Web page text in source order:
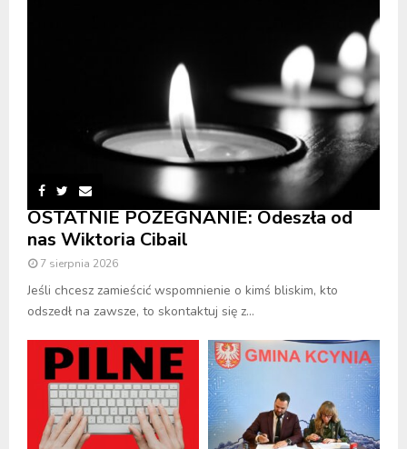
OSTATNIE POŻEGNANIE: Odeszła od
nas Wiktoria Cibail
7 sierpnia 2026
Jeśli chcesz zamieścić wspomnienie o kimś bliskim, kto
odszedł na zawsze, to skontaktuj się z...